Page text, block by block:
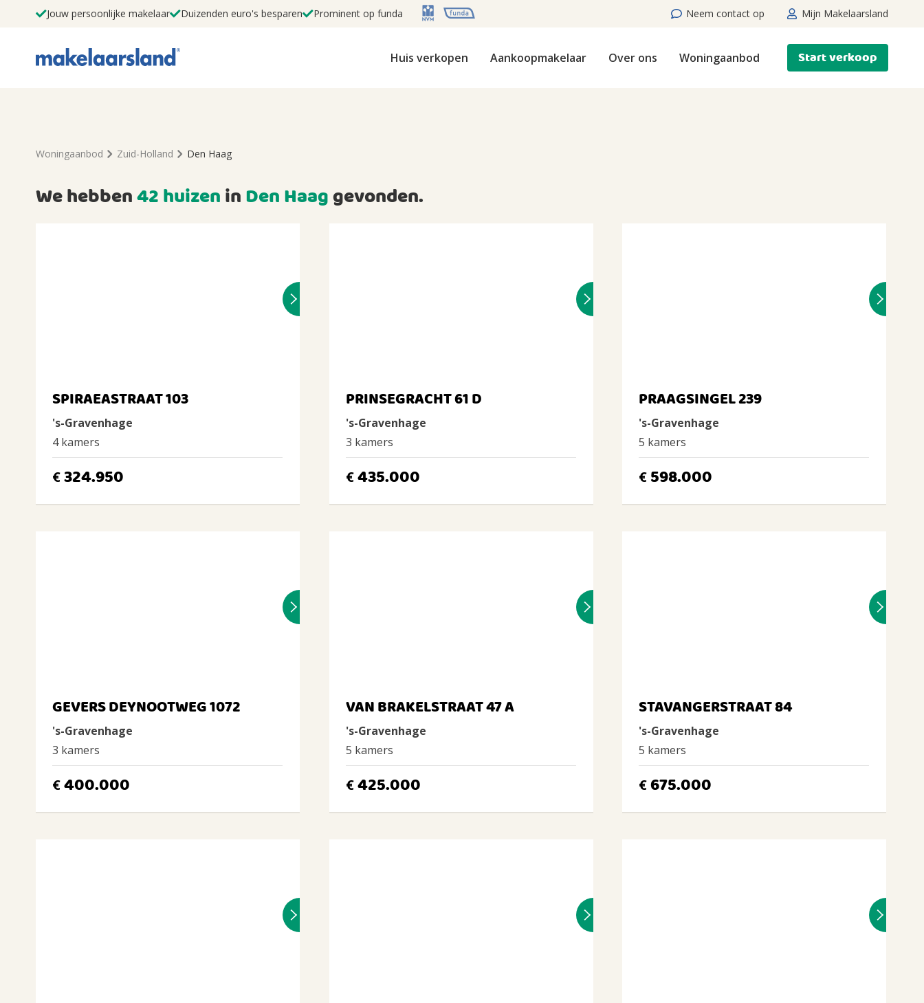
Jouw persoonlijke makelaar Duizenden euro's besparen Prominent op funda Neem contact op Mijn Makelaarsland
Huis verkopen Aankoopmakelaar Over ons Woningaanbod Start verkoop
Woningaanbod Zuid-Holland Den Haag
We hebben42 huizeninDen Haaggevonden.
SPIRAEASTRAAT 103
's-Gravenhage
4 kamers
€324.950
PRINSEGRACHT 61 D
's-Gravenhage
3 kamers
€435.000
PRAAGSINGEL 239
's-Gravenhage
5 kamers
€ 598.000
GEVERS DEYNOOTWEG 1072
's-Gravenhage
3 kamers
€400.000
VAN BRAKELSTRAAT 47 A
's-Gravenhage
5 kamers
€425.000
STAVANGERSTRAAT 84
's-Gravenhage
5 kamers
€675.000